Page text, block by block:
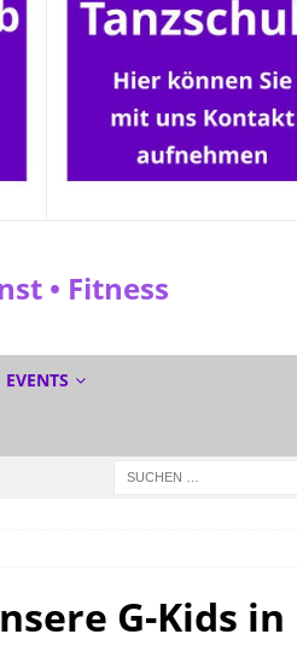
• Fitness
EVENTS
G-Kids in